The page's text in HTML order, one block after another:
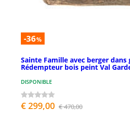
-36%
Sainte Famille avec berger
Rédempteur bois peint Val
DISPONIBLE
€ 299,00 € 470,00